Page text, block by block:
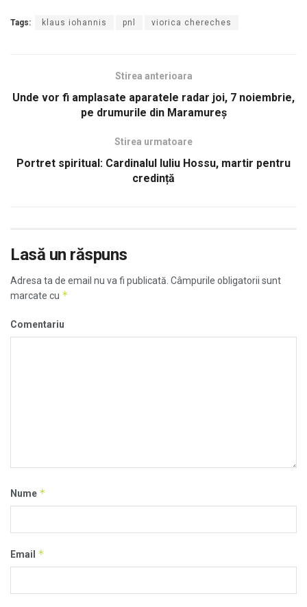
Tags: klaus iohannis pnl viorica chereches
Stirea anterioara
Unde vor fi amplasate aparatele radar joi, 7 noiembrie,
pe drumurile din Maramureş
Stirea urmatoare
Portret spiritual: Cardinalul Iuliu Hossu, martir pentru
credință
Lasă un răspuns
Adresa ta de email nu va fi publicată. Câmpurile obligatorii sunt
marcate cu *
Comentariu
Nume *
Email *